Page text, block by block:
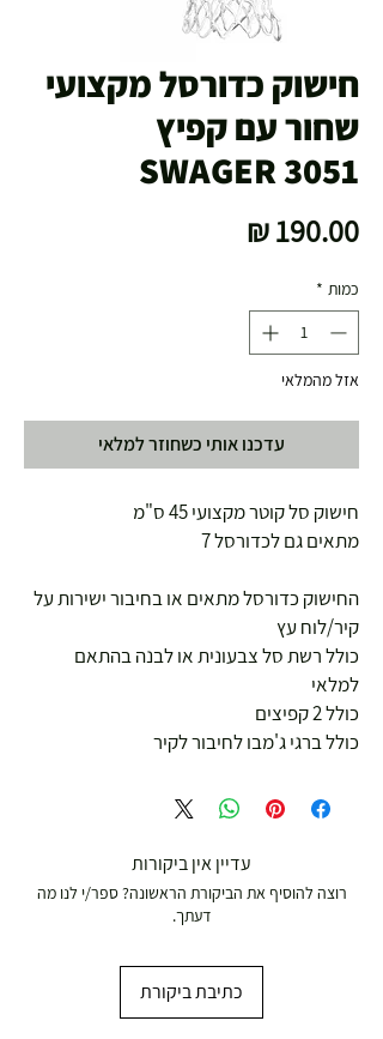
חישוק כדורסל מקצועי
שחור עם קפיץ
SWAGER 3051
כמות *
אזל מהמלאי
עדכנו אותי כשחוזר למלאי
חישוק סל קוטר מקצועי 45 ס"מ
מתאים גם לכדורסל 7
החישוק כדורסל מתאים או בחיבור ישירות על
קיר/לוח עץ
כולל רשת סל צבעונית או לבנה בהתאם
למלאי
כולל 2 קפיצים
כולל ברגי ג'מבו לחיבור לקיר
עדיין אין ביקורות
רוצה להוסיף את הביקורת הראשונה? ספר/י לנו מה
דעתך.
כתיבת ביקורת